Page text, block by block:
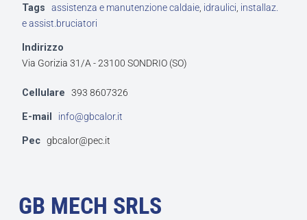
Tags assistenza e manutenzione caldaie, idraulici, installaz.
e assist.bruciatori
Indirizzo
Via Gorizia 31/A - 23100 SONDRIO (SO)
Cellulare 393 8607326
E-mail info@gbcalor.it
Pec gbcalor@pec.it
GB MECH SRLS